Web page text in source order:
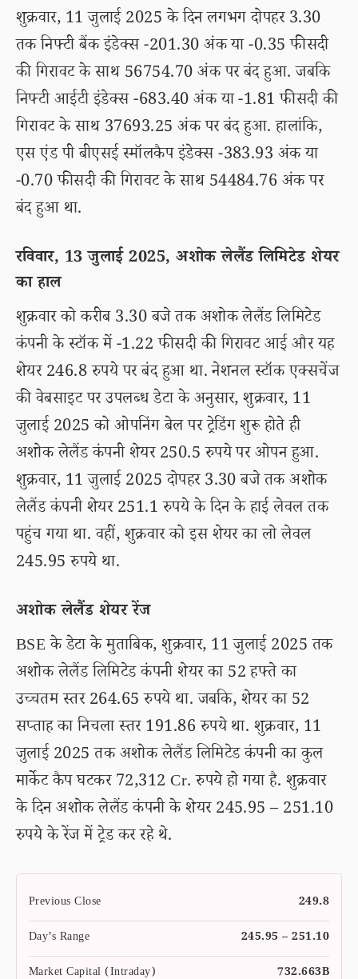
शुक्रवार, 11 जुलाई 2025 के दिन लगभग दोपहर 3.30
तक निफ्टी बैंक इंडेक्स -201.30 अंक या -0.35 फीसदी
की गिरावट के साथ 56754.70 अंक पर बंद हुआ. जबकि
निफ्टी आईटी इंडेक्स -683.40 अंक या -1.81 फीसदी की
गिरावट के साथ 37693.25 अंक पर बंद हुआ. हालांकि,
एस एंड पी बीएसई स्मॉलकैप इंडेक्स -383.93 अंक या
-0.70 फीसदी की गिरावट के साथ 54484.76 अंक पर
बंद हुआ था.
रविवार, 13 जुलाई 2025, अशोक लेलैंड लिमिटेड शेयर
का हाल
शुक्रवार को करीब 3.30 बजे तक अशोक लेलैंड लिमिटेड
कंपनी के स्टॉक में -1.22 फीसदी की गिरावट आई और यह
शेयर 246.8 रुपये पर बंद हुआ था. नेशनल स्टॉक एक्सचेंज
की वेबसाइट पर उपलब्ध डेटा के अनुसार, शुक्रवार, 11
जुलाई 2025 को ओपनिंग बेल पर ट्रेडिंग शुरू होते ही
अशोक लेलैंड कंपनी शेयर 250.5 रुपये पर ओपन हुआ.
शुक्रवार, 11 जुलाई 2025 दोपहर 3.30 बजे तक अशोक
लेलैंड कंपनी शेयर 251.1 रुपये के दिन के हाई लेवल तक
पहुंच गया था. वहीं, शुक्रवार को इस शेयर का लो लेवल
245.95 रुपये था.
अशोक लेलैंड शेयर रेंज
BSE के डेटा के मुताबिक, शुक्रवार, 11 जुलाई 2025 तक
अशोक लेलैंड लिमिटेड कंपनी शेयर का 52 हफ्ते का
उच्चतम स्तर 264.65 रुपये था. जबकि, शेयर का 52
सप्ताह का निचला स्तर 191.86 रुपये था. शुक्रवार, 11
जुलाई 2025 तक अशोक लेलैंड लिमिटेड कंपनी का कुल
मार्केट कैप घटकर 72,312 Cr. रुपये हो गया है. शुक्रवार
के दिन अशोक लेलैंड कंपनी के शेयर 245.95 – 251.10
रुपये के रेंज में ट्रेड कर रहे थे.
Previous Close
249.8
Day’s Range
245.95 – 251.10
Market Capital (Intraday)
732.663B